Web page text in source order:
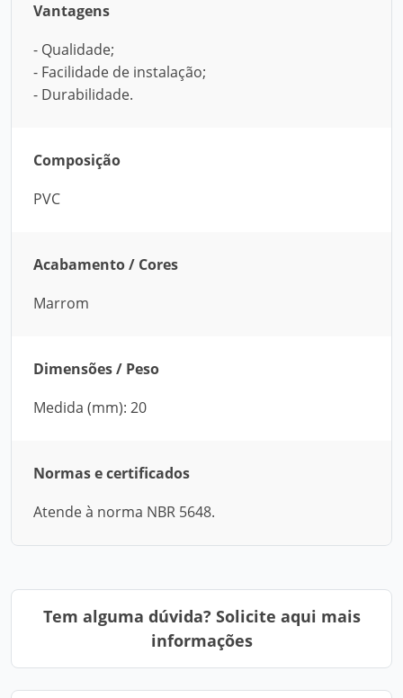
Vantagens
- Qualidade;
- Facilidade de instalação;
- Durabilidade.
Composição
PVC
Acabamento / Cores
Marrom
Dimensões / Peso
Medida (mm): 20
Normas e certificados
Atende à norma NBR 5648.
Tem alguma dúvida? Solicite aqui mais
informações